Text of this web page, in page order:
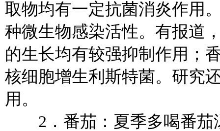
取物均有一定抗菌消炎作用
种微生物感染活性。有报道
的生长均有较强抑制作用；
核细胞增生利斯特菌。研究
用。
2．番茄：夏季多喝番茄